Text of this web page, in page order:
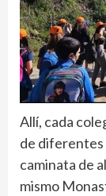
Allí, cada
de diferentes
caminata de
mismo